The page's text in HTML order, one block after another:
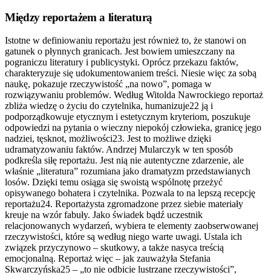
Między reportażem a literaturą
Istotne w definiowaniu reportażu jest również to, że stanowi on
gatunek o płynnych granicach. Jest bowiem umieszczany na
pograniczu literatury i publicystyki. Oprócz przekazu faktów,
charakteryzuje się udokumentowaniem treści. Niesie więc za sobą
naukę, pokazuje rzeczywistość „na nowo”, pomaga w
rozwiązywaniu problemów. Według Witolda Nawrockiego reportaż
zbliża wiedzę o życiu do czytelnika, humanizuje22 ją i
podporządkowuje etycznym i estetycznym kryteriom, poszukuje
odpowiedzi na pytania o wieczny niepokój człowieka, granicę jego
nadziei, tęsknot, możliwości23. Jest to możliwe dzięki
udramatyzowaniu faktów. Andrzej Mularczyk w ten sposób
podkreśla siłę reportażu. Jest nią nie autentyczne zdarzenie, ale
właśnie „literatura” rozumiana jako dramatyzm przedstawianych
losów. Dzięki temu osiąga się swoistą wspólnotę przeżyć
opisywanego bohatera i czytelnika. Pozwala to na lepszą recepcję
reportażu24. Reportażysta zgromadzone przez siebie materiały
kreuje na wzór fabuły. Jako świadek bądź uczestnik
relacjonowanych wydarzeń, wybiera te elementy zaobserwowanej
rzeczywistości, które są według niego warte uwagi. Ustala ich
związek przyczynowo – skutkowy, a także nasyca treścią
emocjonalną. Reportaż więc – jak zauważyła Stefania
Skwarczyńska25 – „to nie odbicie lustrzane rzeczywistości”,